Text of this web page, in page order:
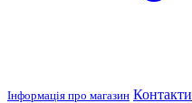
Інформація про магазин Контакти